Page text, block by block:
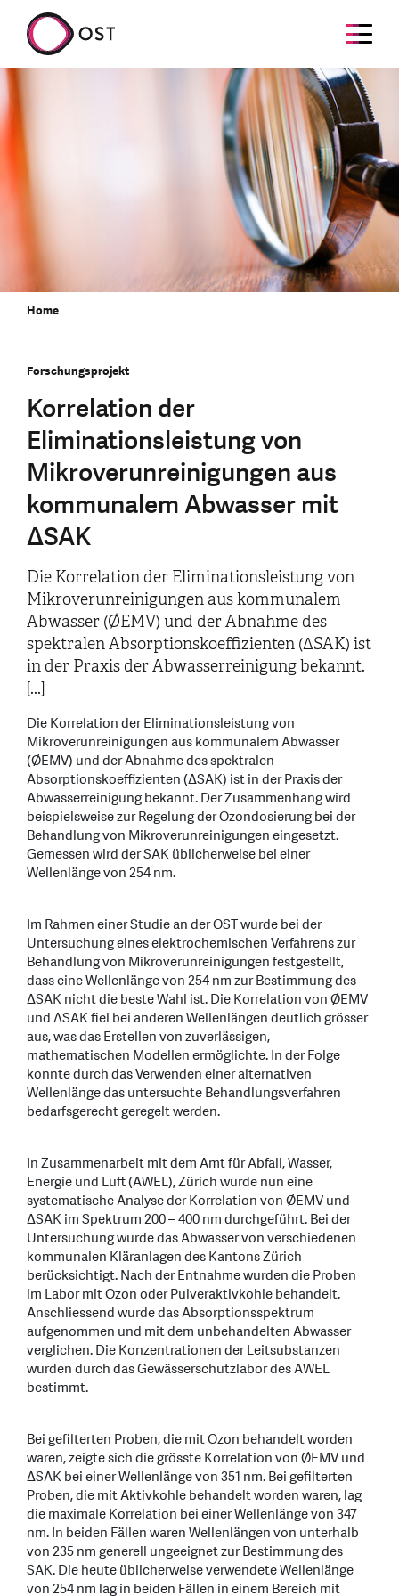
Home
Forschungsprojekt
Korrelation der
Eliminationsleistung von
Mikroverunreinigungen aus
kommunalem Abwasser mit
ΔSAK
Die Korrelation der Eliminationsleistung von
Mikroverunreinigungen aus kommunalem
Abwasser (ØEMV) und der Abnahme des
spektralen Absorptionskoeffizienten (ΔSAK) ist
in der Praxis der Abwasserreinigung bekannt.
[...]
Die Korrelation der Eliminationsleistung von
Mikroverunreinigungen aus kommunalem Abwasser
(ØEMV) und der Abnahme des spektralen
Absorptionskoeffizienten (ΔSAK) ist in der Praxis der
Abwasserreinigung bekannt. Der Zusammenhang wird
beispielsweise zur Regelung der Ozondosierung bei der
Behandlung von Mikroverunreinigungen eingesetzt.
Gemessen wird der SAK üblicherweise bei einer
Wellenlänge von 254 nm.
Im Rahmen einer Studie an der OST wurde bei der
Untersuchung eines elektrochemischen Verfahrens zur
Behandlung von Mikroverunreinigungen festgestellt,
dass eine Wellenlänge von 254 nm zur Bestimmung des
ΔSAK nicht die beste Wahl ist. Die Korrelation von ØEMV
und ΔSAK fiel bei anderen Wellenlängen deutlich grösser
aus, was das Erstellen von zuverlässigen,
mathematischen Modellen ermöglichte. In der Folge
konnte durch das Verwenden einer alternativen
Wellenlänge das untersuchte Behandlungsverfahren
bedarfsgerecht geregelt werden.
In Zusammenarbeit mit dem Amt für Abfall, Wasser,
Energie und Luft (AWEL), Zürich wurde nun eine
systematische Analyse der Korrelation von ØEMV und
ΔSAK im Spektrum 200 – 400 nm durchgeführt. Bei der
Untersuchung wurde das Abwasser von verschiedenen
kommunalen Kläranlagen des Kantons Zürich
berücksichtigt. Nach der Entnahme wurden die Proben
im Labor mit Ozon oder Pulveraktivkohle behandelt.
Anschliessend wurde das Absorptionsspektrum
aufgenommen und mit dem unbehandelten Abwasser
verglichen. Die Konzentrationen der Leitsubstanzen
wurden durch das Gewässerschutzlabor des AWEL
bestimmt.
Bei gefilterten Proben, die mit Ozon behandelt worden
waren, zeigte sich die grösste Korrelation von ØEMV und
ΔSAK bei einer Wellenlänge von 351 nm. Bei gefilterten
Proben, die mit Aktivkohle behandelt worden waren, lag
die maximale Korrelation bei einer Wellenlänge von 347
nm. In beiden Fällen waren Wellenlängen von unterhalb
von 235 nm generell ungeeignet zur Bestimmung des
SAK. Die heute üblicherweise verwendete Wellenlänge
von 254 nm lag in beiden Fällen in einem Bereich mit